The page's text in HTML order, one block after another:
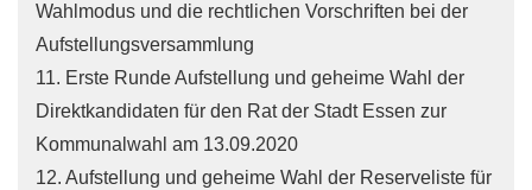
Wahlmodus und die rechtlichen Vorschriften bei der
Aufstellungsversammlung
11. Erste Runde Aufstellung und geheime Wahl der
Direktkandidaten für den Rat der Stadt Essen zur
Kommunalwahl am 13.09.2020
12. Aufstellung und geheime Wahl der Reserveliste für